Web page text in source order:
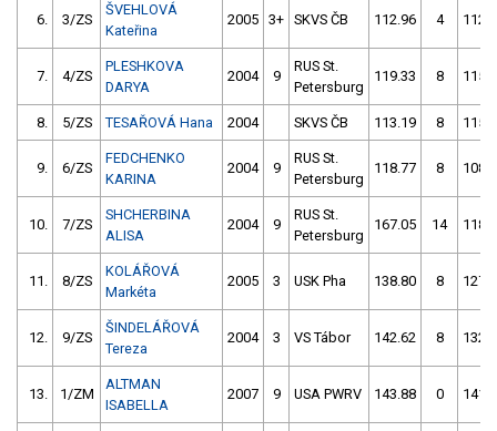
6. 3/ZS
ŠVEHLOVÁ
Kateřina
2005 3+ SKVS ČB 112.96 4
7. 4/ZS
PLESHKOVA
DARYA
2004 9
RUS St.
Petersburg
119.33 8
8. 5/ZS TESAŘOVÁ Hana 2004 SKVS ČB 113.19 8
9. 6/ZS
FEDCHENKO
KARINA
2004 9
RUS St.
Petersburg
118.77 8
10. 7/ZS
SHCHERBINA
ALISA
2004 9
RUS St.
Petersburg
167.05 14
11. 8/ZS
KOLÁŘOVÁ
Markéta
2005 3 USK Pha 138.80 8
12. 9/ZS
ŠINDELÁŘOVÁ
Tereza
2004 3 VS Tábor 142.62 8
13. 1/ZM
ALTMAN
ISABELLA
2007 9 USA PWRV 143.88 0